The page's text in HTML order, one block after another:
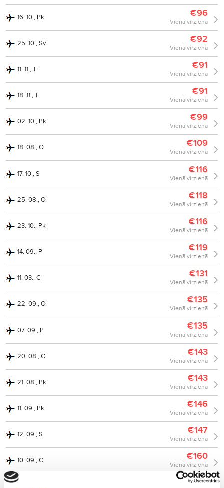
16. 10., Pk €96
Vienā virzienā
25. 10., Sv €92
Vienā virzienā
11. 11., T €91
Vienā virzienā
18. 11., T €91
Vienā virzienā
02. 10., Pk €99
Vienā virzienā
18. 08., O €109
Vienā virzienā
17. 10., S €116
Vienā virzienā
25. 08., O €118
Vienā virzienā
23. 10., Pk €116
Vienā virzienā
14. 09., P €119
Vienā virzienā
11. 03., C €131
Vienā virzienā
22. 09., O €135
Vienā virzienā
07. 09., P €135
Vienā virzienā
20. 08., C €143
Vienā virzienā
21. 08., Pk €143
Vienā virzienā
11. 09., Pk €146
Vienā virzienā
12. 09., S €147
Vienā virzienā
10. 09., C €160
Vienā virzienā
€162